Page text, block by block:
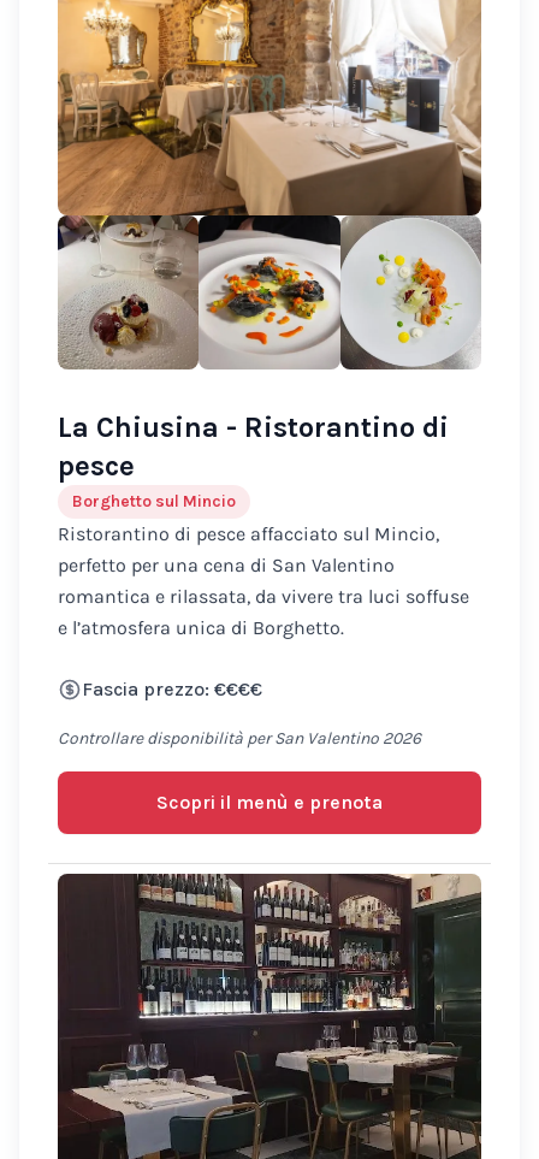
La Chiusina - Ristorantino di
pesce
Borghetto sul Mincio
Ristorantino di pesce affacciato sul Mincio,
perfetto per una cena di San Valentino
romantica e rilassata, da vivere tra luci soffuse
e l’atmosfera unica di Borghetto.
Fascia prezzo: €€€€
Controllare disponibilità per San Valentino 2026
Scopri il menù e prenota